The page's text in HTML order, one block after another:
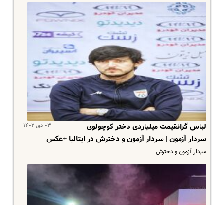
۰۳ دی ۱۴۰۲
لباس گرانقیمت میلیاردی دختر کوچولوی
سردار آزمون | سردار آزمون و دخترش در ایتالیا +عکس
سردار آزمون و دخترش